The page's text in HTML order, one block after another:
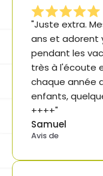
"Juste extra.
ans et adorent
pendant les
très à l'écoute
chaque année
enfants,
++++"
Samuel
Avis de